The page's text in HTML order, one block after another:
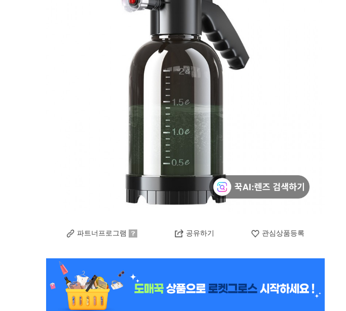
파트너프로그램 공유하기 관심상품등록